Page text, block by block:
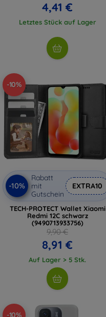
4,41 €
Letztes Stück auf Lager
-10%
-10%
Rabatt
mit
Gutschein
EXTRA10
TECH-PROTECT Wallet Xiaomi
Redmi 12C schwarz
(9490713933756)
9,90 €
8,91 €
Auf Lager > 5 Stk.
-10%